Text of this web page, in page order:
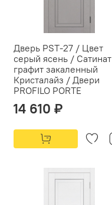
Дверь PST-27 / Цвет
серый ясень / Сатинат
графит закаленный
Кристалайз / Двери
PROFILO PORTE
14 610 ₽